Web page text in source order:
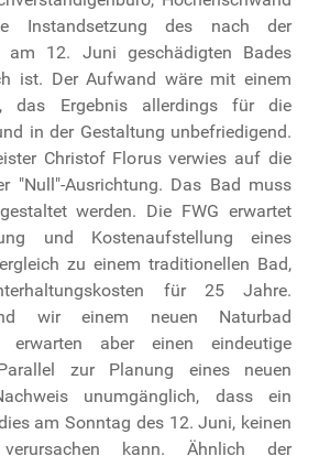
Instandsetzung des nach der
am 12. Juni geschädigten Bades
ist. Der Aufwand wäre mit einem
das Ergebnis allerdings für die
in der Gestaltung unbefriedigend.
Christof Florus verwies auf die
"Null"-Ausrichtung. Das Bad muss
werden. Die FWG erwartet
und Kostenaufstellung eines
zu einem traditionellen Bad,
für 25 Jahre.
wir einem neuen Naturbad
erwarten aber einen eindeutige
zur Planung eines neuen
unumgänglich, dass ein
am Sonntag des 12. Juni, keinen
kann. Ähnlich der